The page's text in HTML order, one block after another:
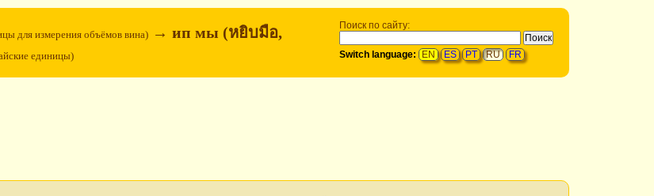
Поиск по сайту:
Switch language: EN ES PT RU FR
для измерения объёмов вина) → ип мы (หยิบมือ,
единицы)